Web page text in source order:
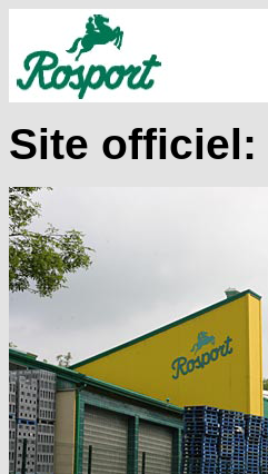
Site officiel: